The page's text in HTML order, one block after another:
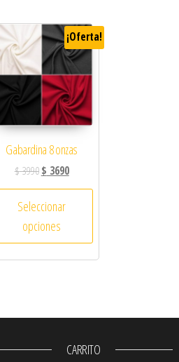
¡Oferta!
Gabardina 8 onzas
$3990 $ 3690
Seleccionar
opciones
CARRITO